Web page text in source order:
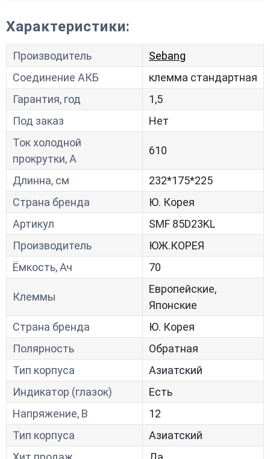
Характеристики:
Производитель
Sebang
Соединение АКБ
клемма стандартная
Гарантия, год
1,5
Под заказ
Нет
Ток холодной
прокрутки, A
610
Длинна, см
232*175*225
Страна бренда
Ю. Корея
Артикул
SMF 85D23KL
Производитель
ЮЖ.КОРЕЯ
Ёмкость, Ач
70
Клеммы
Европейские,
Японские
Страна бренда
Ю. Корея
Полярность
Обратная
Тип корпуса
Азиатский
Индикатор (глазок)
Есть
Напряжение, В
12
Тип корпуса
Азиатский